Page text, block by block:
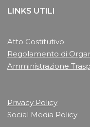
LINKS UTILI
Atto Costitutivo
Regolamento di
Amministrazione
Privacy Policy
Social Media Policy